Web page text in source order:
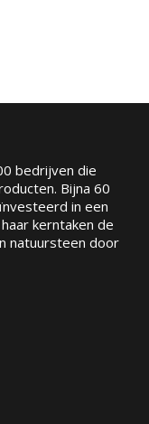
bedrijven die
Bijna 60
in een
kerntaken de
natuursteen door